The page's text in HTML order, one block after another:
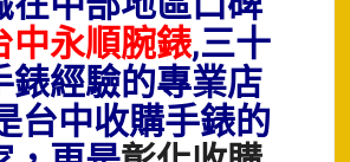
中永順腕錶,三十
錶經驗的專業店
台中收購手錶的